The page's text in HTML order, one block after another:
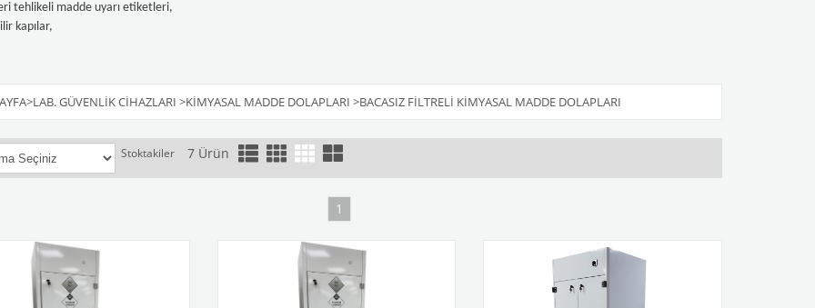
tehlikeli madde uyarı etiketleri,
kapılar,
>LAB. GÜVENLIK CIHAZLARI >KIMYASAL MADDE DOLAPLARI >BACASIZ FILTRELI KIMYASAL MADDE DOLAPLARI
Stoktakiler 7 Ürün
1